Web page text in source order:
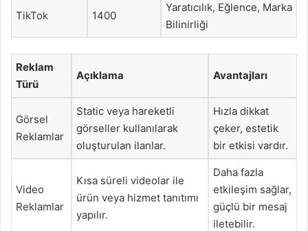
TikTok 1400
Yaratıcılık, Eğlence, Marka
Bilinirliği
Reklam
Türü
Açıklama Avantajları
Görsel
Reklamlar
Static veya hareketli
görseller kullanılarak
oluşturulan ilanlar.
Hızla dikkat
çeker, estetik
bir etkisi vardır.
Video
Reklamlar
Kısa süreli videolar ile
ürün veya hizmet tanıtımı
yapılır.
Daha fazla
etkileşim sağlar,
güçlü bir mesaj
iletebilir.